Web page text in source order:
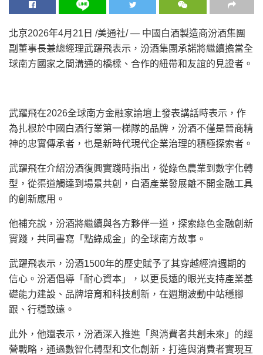
北京2026年4月21日 /美通社/ — 中國白酒製造商汾酒集團
副董事長兼總經理武躍飛表示，汾酒集團承諾將繼續擔當全
球南方國家之間溝通的橋樑、合作的紐帶和友誼的見證者。
武躍飛在2026全球南方金融家論壇上發表講話時表示，作
為扎根於中國白酒行業第一梯隊的品牌，汾酒不僅是晉商精
神的忠實傳承者，也是新時代現代企業治理的積極探索者。
武躍飛在介紹汾酒復興實踐時指出，從綠色農業到數字化轉
型，從渠道觸達到場景共創，白酒產業發展離不開金融工具
的創新應用。
他補充說，汾酒將繼續與各方夥伴一道，探索綠色金融創新
實踐，共同書寫「點綠成金」的全球南方故事。
武躍飛表示，汾酒1500年的歷史賦予了其穿越經濟週期的
信心。汾酒倡導「耐心資本」，以更長遠的眼光支持產業基
礎能力建設、品牌培育和科技創新，在週期波動中站穩腳
跟、行穩致遠。
此外，他還表示，汾酒深入推進「與消費者共創未來」的經
營戰略，通過數智化轉型和文化創新，打造與消費者實現互